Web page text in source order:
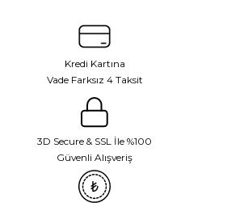
Kredi Kartına
Vade Farksız 4 Taksit
3D Secure & SSL İle %100
Güvenli Alışveriş